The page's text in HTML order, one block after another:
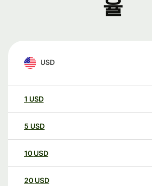
율
USD
1 USD
5 USD
10 USD
20 USD